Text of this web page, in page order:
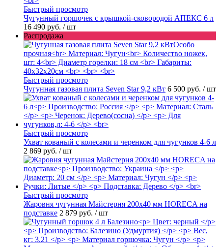
Быстрый просмотр
Чугунный горшочек с крышкой-сковородой АПЕКС 6 л
16 490 руб. / шт
Распродажа
Быстрый просмотр
Чугунная газовая плита Seven Star 9,2 кВт 6 500 руб. / шт
Быстрый просмотр
Ухват кованый с колесами и черенком для чугунков 4-6 л
2 869 руб. / шт
Быстрый просмотр
Жаровня чугунная Майстерня 200х40 мм HORECA на
подставке 2 879 руб. / шт